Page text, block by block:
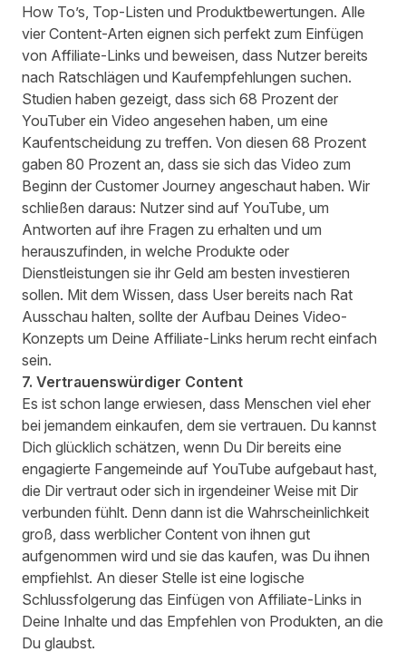
How To’s, Top-Listen und Produktbewertungen. Alle
vier Content-Arten eignen sich perfekt zum Einfügen
von Affiliate-Links und beweisen, dass Nutzer bereits
nach Ratschlägen und Kaufempfehlungen suchen.
Studien haben gezeigt, dass sich 68 Prozent der
YouTuber ein Video angesehen haben, um eine
Kaufentscheidung zu treffen. Von diesen 68 Prozent
gaben 80 Prozent an, dass sie sich das Video zum
Beginn der Customer Journey angeschaut haben. Wir
schließen daraus: Nutzer sind auf YouTube, um
Antworten auf ihre Fragen zu erhalten und um
herauszufinden, in welche Produkte oder
Dienstleistungen sie ihr Geld am besten investieren
sollen. Mit dem Wissen, dass User bereits nach Rat
Ausschau halten, sollte der Aufbau Deines Video-
Konzepts um Deine Affiliate-Links herum recht einfach
sein.
7. Vertrauenswürdiger Content
Es ist schon lange erwiesen, dass Menschen viel eher
bei jemandem einkaufen, dem sie vertrauen. Du kannst
Dich glücklich schätzen, wenn Du Dir bereits eine
engagierte Fangemeinde auf YouTube aufgebaut hast,
die Dir vertraut oder sich in irgendeiner Weise mit Dir
verbunden fühlt. Denn dann ist die Wahrscheinlichkeit
groß, dass werblicher Content von ihnen gut
aufgenommen wird und sie das kaufen, was Du ihnen
empfiehlst. An dieser Stelle ist eine logische
Schlussfolgerung das Einfügen von Affiliate-Links in
Deine Inhalte und das Empfehlen von Produkten, an die
Du glaubst.